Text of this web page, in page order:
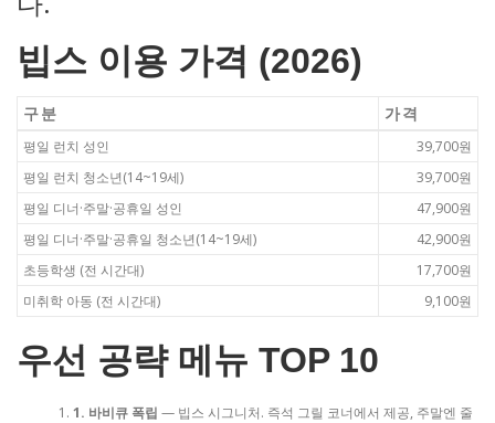
빕스 이용 가격 (2026)
구분 가격
평일 런치 성인
39,700원
평일 런치 청소년(14~19세)
39,700원
평일 디너·주말·공휴일 성인
47,900원
평일 디너·주말·공휴일 청소년(14~19세)
42,900원
초등학생 (전 시간대)
17,700원
미취학 아동 (전 시간대)
9,100원
우선 공략 메뉴 TOP 10
1. 바비큐 폭립 — 빕스 시그니처. 즉석 그릴 코너에서 제공, 주말엔 줄